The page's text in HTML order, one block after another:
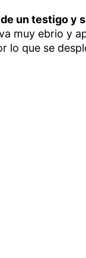
un testigo y
muy ebrio y
lo que se